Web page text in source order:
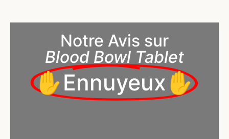
Notre Avis sur
Blood Bowl Tablet
✋Ennuyeux✋